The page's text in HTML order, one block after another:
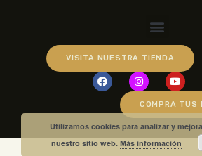
VISITA NUESTRA TIENDA
COMPRA TUS
Utilizamos cookies para analizar y
nuestro sitio web.Más información